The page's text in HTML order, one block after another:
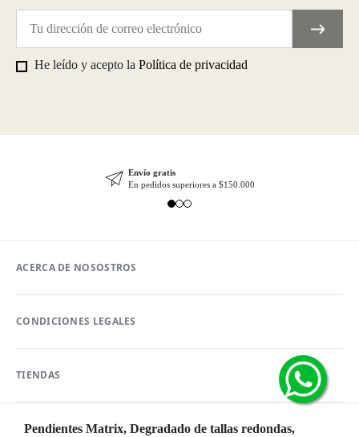
He leído y acepto la Política de privacidad
Envío gratis
En pedidos superiores a $150.000
ACERCA DE NOSOSTROS
CONDICIONES LEGALES
TIENDAS
Pendientes Matrix, Degradado de tallas redondas,